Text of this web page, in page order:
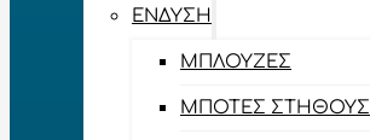
ΈΝΔΥΣΗ
ΜΠΛΟΎΖΕΣ
ΜΠΌΤΕΣ ΣΤΉΘΟΥΣ